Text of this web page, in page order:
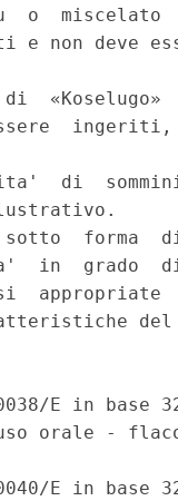
o  miscelato
non deve
«Koselugo»
di
forma
in  grado
appropriate
E in base
orale -
E in base